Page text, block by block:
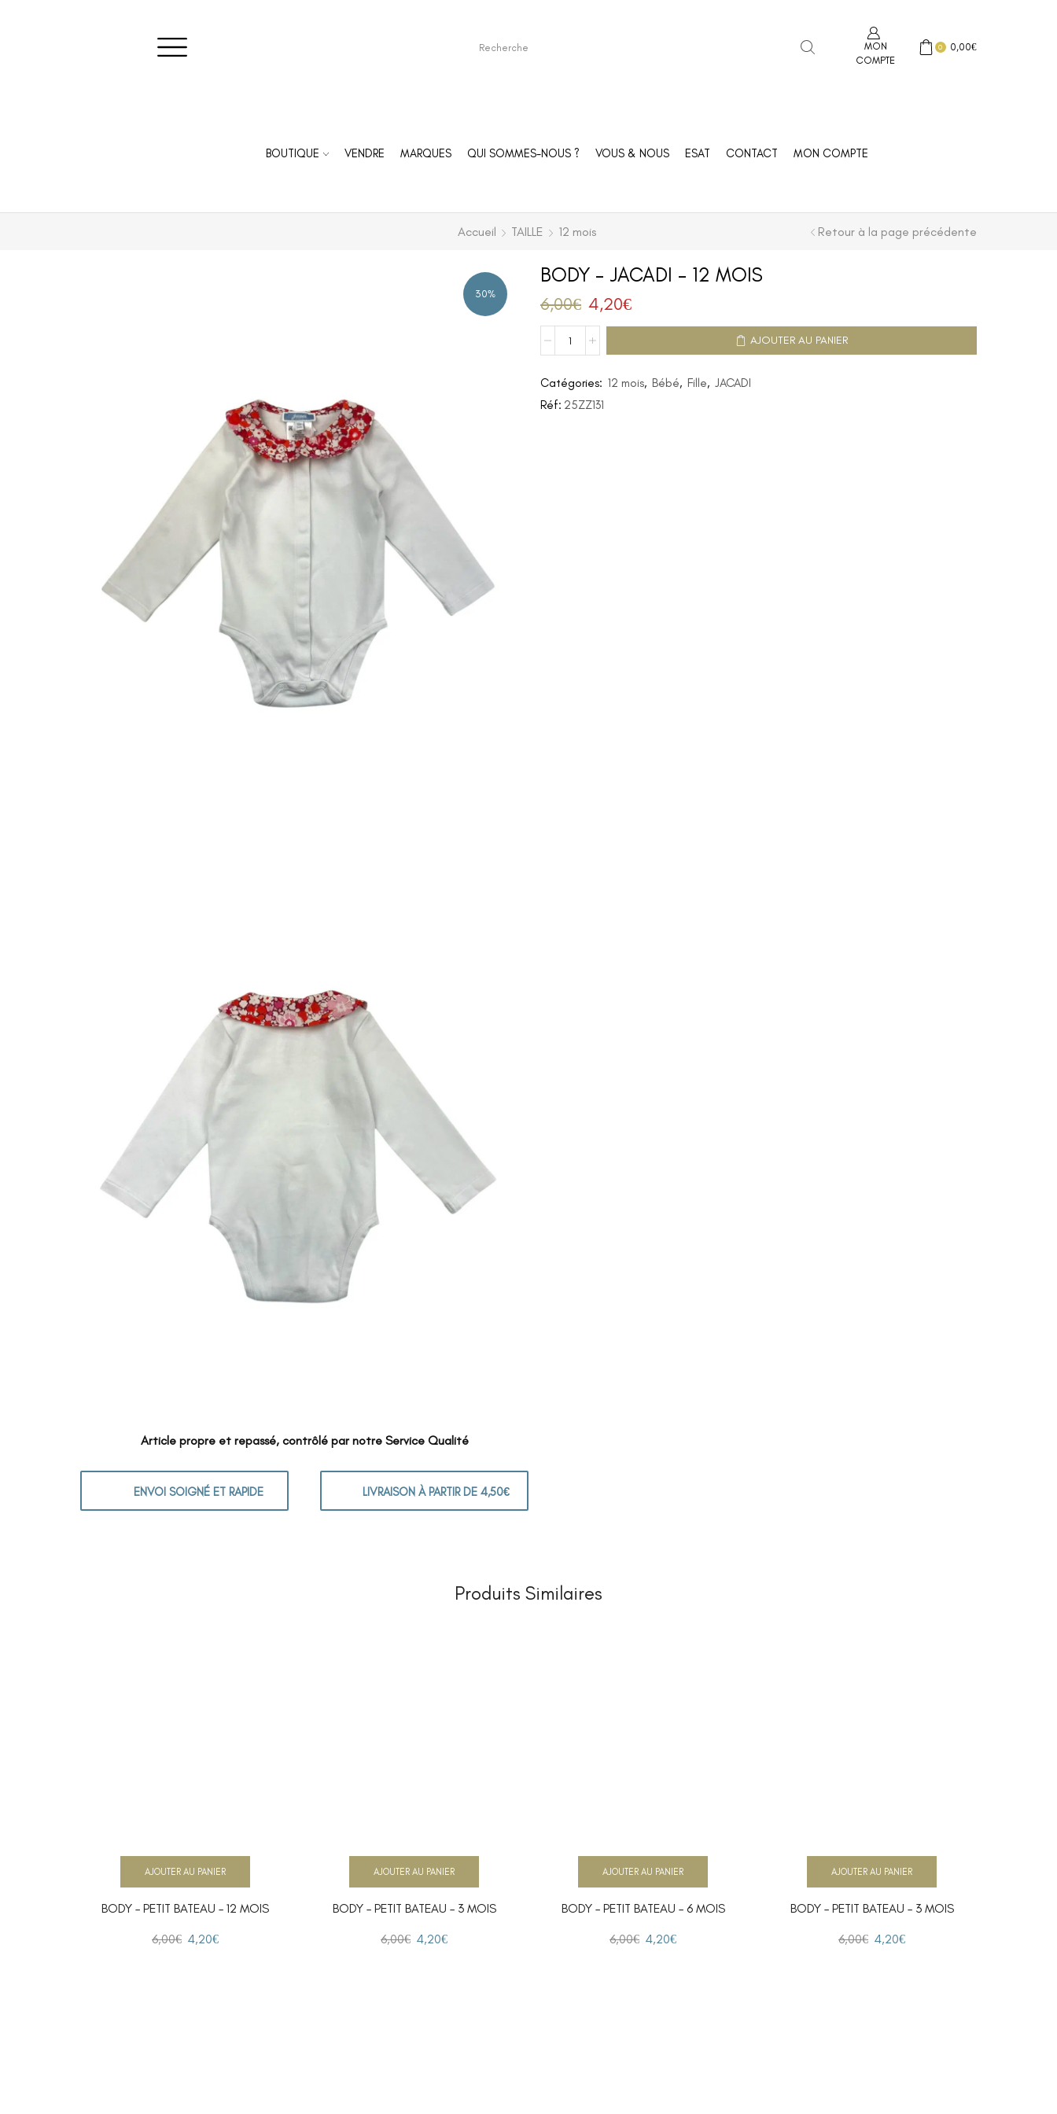
MON
COMPTE
0 0,00€
BOUTIQUE VENDRE MARQUES QUI SOMMES-NOUS ? VOUS & NOUS ESAT CONTACT MON COMPTE
Accueil TAILLE 12 mois Retour à la page précédente
30%
BODY – JACADI – 12 MOIS
6,00€ 4,20€
AJOUTER AU PANIER
Catégories: 12 mois, Bébé, Fille, JACADI
Réf: 25ZZ131
Article propre et repassé, contrôlé par notre Service Qualité
ENVOI SOIGNÉ ET RAPIDE LIVRAISON À PARTIR DE 4,50€
Produits Similaires
BODY – PETIT BATEAU – 12 MOIS
6,00€ 4,20€
AJOUTER AU PANIER
BODY – PETIT BATEAU – 3 MOIS
6,00€ 4,20€
AJOUTER AU PANIER
BODY – PETIT BATEAU – 6 MOIS
6,00€ 4,20€
AJOUTER AU PANIER
BODY – PETIT BATEAU – 3 MOIS
6,00€ 4,20€
AJOUTER AU PANIER